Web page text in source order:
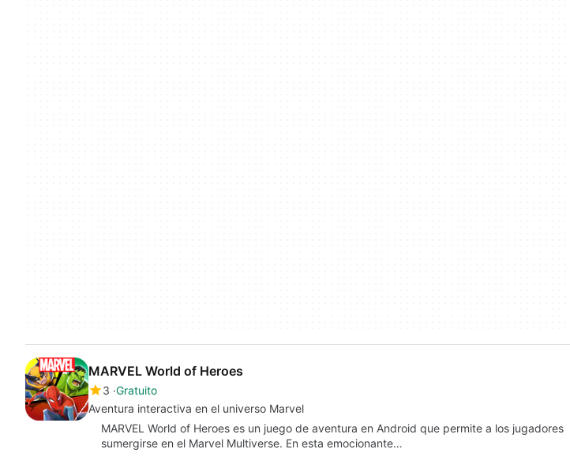
MARVEL World of Heroes
3 Gratuito
Aventura interactiva en el universo Marvel
MARVEL World of Heroes es un juego de aventura en Android que permite a los jugadores
sumergirse en el Marvel Multiverse. En esta emocionante…